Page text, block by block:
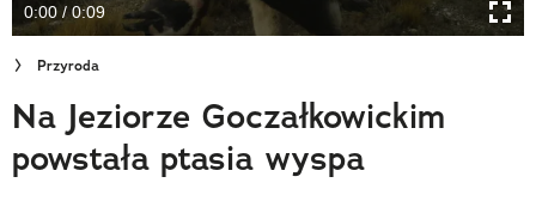
Cuda Polski
Wielki Konkurs Fotograficzny
Trendbook Podróżniczy
Polecane
0:00 / 0:09
Przyroda
Na Jeziorze Goczałkowickim
powstała ptasia wyspa